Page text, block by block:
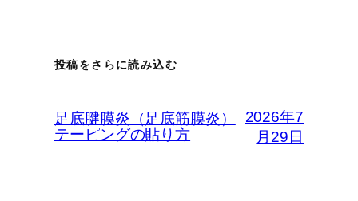
投稿をさらに読み込む
足底腱膜炎（足底筋膜炎）
テーピングの貼り方
2026年7
月29日